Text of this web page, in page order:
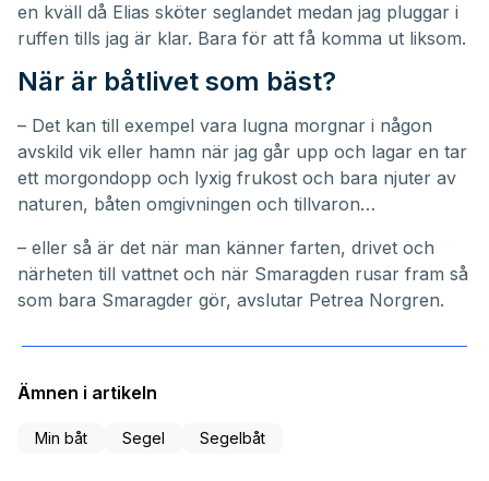
en kväll då Elias sköter seglandet medan jag pluggar i
ruffen tills jag är klar. Bara för att få komma ut liksom.
När är båtlivet som bäst?
– Det kan till exempel vara lugna morgnar i någon
avskild vik eller hamn när jag går upp och lagar en tar
ett morgondopp och lyxig frukost och bara njuter av
naturen, båten omgivningen och tillvaron…
– eller så är det när man känner farten, drivet och
närheten till vattnet och när Smaragden rusar fram så
som bara Smaragder gör, avslutar Petrea Norgren.
Ämnen i artikeln
Min båt Segel Segelbåt